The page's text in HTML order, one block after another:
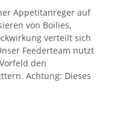
Appetitanreger auf
von Boilies,
verteilt sich
Feederteam nutzt
den
Achtung: Dieses